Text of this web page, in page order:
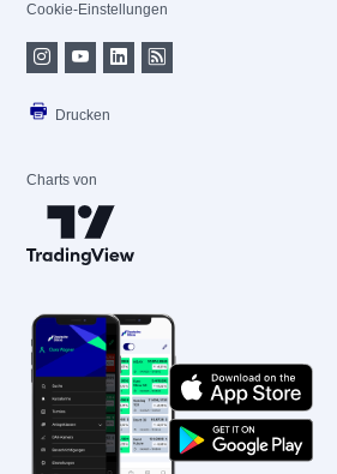
Cookie-Einstellungen
Drucken
Charts von